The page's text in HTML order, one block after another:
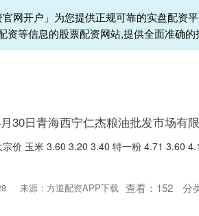
网开户」为您提供正规可靠的实盘配资
等信息的股票配资网站,提供全面准确的
30日青海西宁仁杰粮油批发市场有
价 玉米 3.60 3.20 3.40 特一粉 4.71 3.60
来源：方道配资APP下载 查看： 152 分